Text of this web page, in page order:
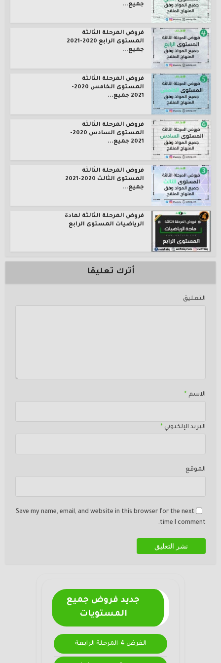
جميع...
فروض المرحلة الثالثة
المستوى الرابع 2020-2021
جميع...
فروض المرحلة الثالثة
المستوى الخامس 2020-
2021 جميع...
فروض المرحلة الثالثة
المستوى السادس 2020-
2021 جميع...
فروض المرحلة الثالثة
المستوى الثالث 2020-2021
جميع...
فروض المرحلة الثالثة لمادة
الرياضيات المستوى الرابع
أترك تعليقا
التعليق
الاسم *
البريد الإلكتوني *
الموقع
Save my name, email, and website in this browser for the next
time I comment.
جديد فروض جميع
المستويات
الفرض 4-المرحلة الرابعة